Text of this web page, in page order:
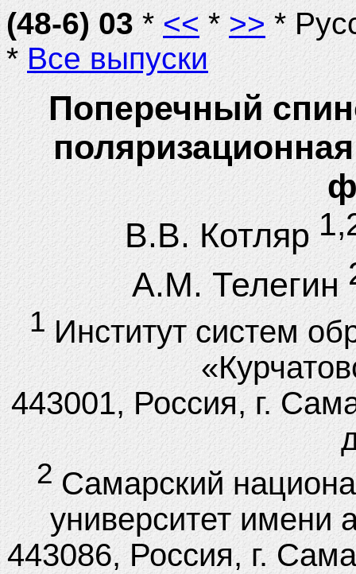
(48-6) 03*<< * >>*
*Все выпуски
Поперечный
В.В. Котляр
А.М. Телегин
1Институт систем
443001, Россия, г.
2 Самарский
университет имени
443086, Россия, г.